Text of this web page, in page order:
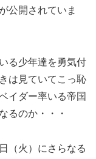
公開されていま
る少年達を勇気付
は見ていてこっ恥
イダー率いる帝国
るのか・・・
（火）にさらなる